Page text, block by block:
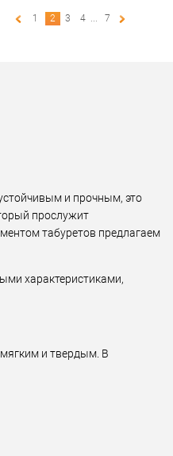
1 2 3 4 ... 7
и прочным, это
прослужит
табуретов предлагаем
характеристиками,
и твердым. В